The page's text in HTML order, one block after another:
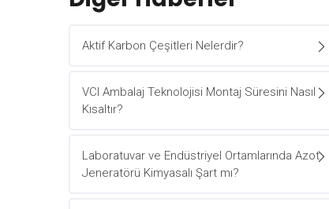
Aktif Karbon Çeşitleri Nelerdir?
VCI Ambalaj Teknolojisi Montaj Süresini Nasıl
Kısaltır?
Laboratuvar ve Endüstriyel Ortamlarında Azot
Jeneratörü Kimyasalı Şart mı?